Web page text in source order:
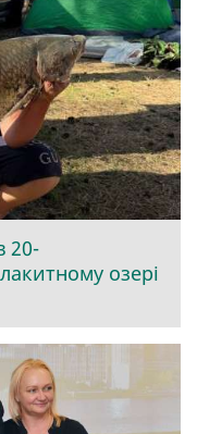
20-
озері